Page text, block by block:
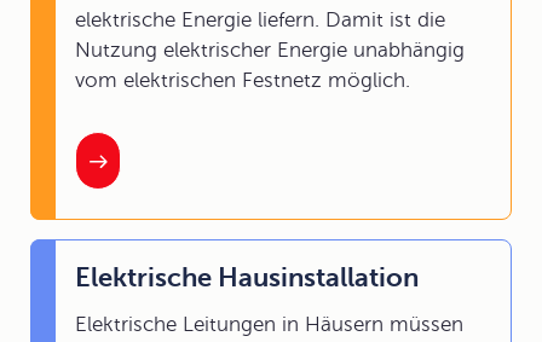
elektrische Energie liefern. Damit ist die
Nutzung elektrischer Energie unabhängig
vom elektrischen Festnetz möglich.
Elektrische Hausinstallation
Elektrische Leitungen in Häusern müssen